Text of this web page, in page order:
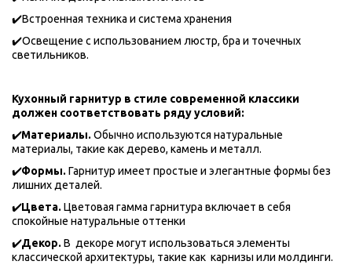
✔️Встроенная техника и система хранения
✔️Освещение с использованием люстр, бра и точечных
светильников.
Кухонный гарнитур в стиле современной классики
должен соответствовать ряду условий:
✔️Материалы. Обычно используются натуральные
материалы, такие как дерево, камень и металл.
✔️Формы. Гарнитур имеет простые и элегантные формы без
лишних деталей.
✔️Цвета. Цветовая гамма гарнитура включает в себя
спокойные натуральные оттенки
✔️Декор. В  декоре могут использоваться элементы
классической архитектуры, такие как  карнизы или молдинги.